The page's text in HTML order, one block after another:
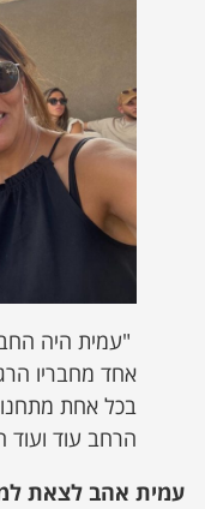
"עמית היה
אחד מחבריו
בכל אחת
הרחב עוד ועוד
עמית אהב לצאת